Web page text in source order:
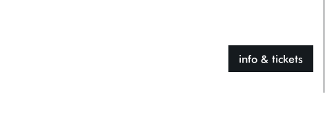
info & tickets